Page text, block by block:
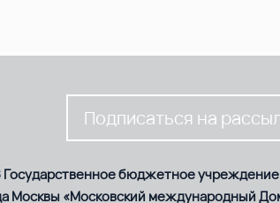
Подписаться на
бюджетное учреждение
Москвы «Московский международный